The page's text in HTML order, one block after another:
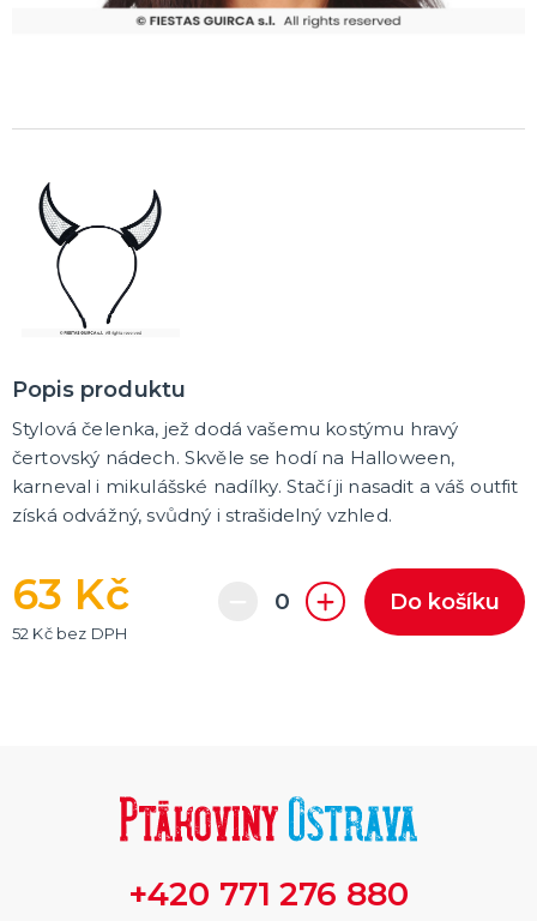
Společenské hry na párty
Popis produktu
Stylová čelenka, jež dodá vašemu kostýmu hravý
čertovský nádech. Skvěle se hodí na Halloween,
karneval i mikulášské nadílky. Stačí ji nasadit a váš outfit
získá odvážný, svůdný i strašidelný vzhled.
63 Kč
52 Kč bez DPH
Do košíku
+420 771 276 880